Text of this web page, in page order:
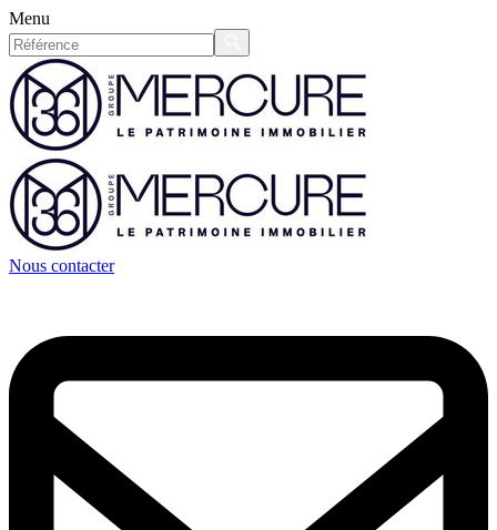
Menu
Nous contacter